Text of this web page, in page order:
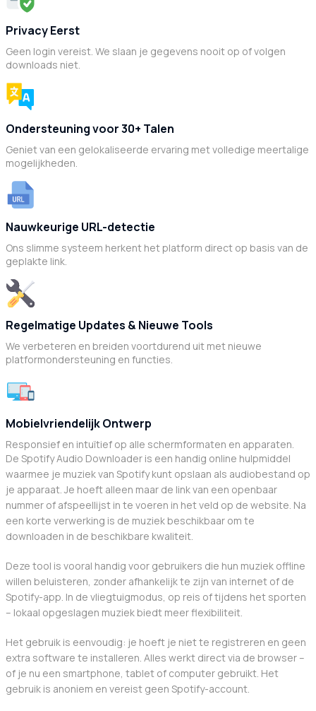
Privacy Eerst
Geen login vereist. We slaan je gegevens nooit op of volgen
downloads niet.
Ondersteuning voor 30+ Talen
Geniet van een gelokaliseerde ervaring met volledige meertalige
mogelijkheden.
Nauwkeurige URL-detectie
Ons slimme systeem herkent het platform direct op basis van de
geplakte link.
Regelmatige Updates & Nieuwe Tools
We verbeteren en breiden voortdurend uit met nieuwe
platformondersteuning en functies.
Mobielvriendelijk Ontwerp
Responsief en intuïtief op alle schermformaten en apparaten.
De Spotify Audio Downloader is een handig online hulpmiddel
waarmee je muziek van Spotify kunt opslaan als audiobestand op
je apparaat. Je hoeft alleen maar de link van een openbaar
nummer of afspeellijst in te voeren in het veld op de website. Na
een korte verwerking is de muziek beschikbaar om te
downloaden in de beschikbare kwaliteit.
Deze tool is vooral handig voor gebruikers die hun muziek offline
willen beluisteren, zonder afhankelijk te zijn van internet of de
Spotify-app. In de vliegtuigmodus, op reis of tijdens het sporten
– lokaal opgeslagen muziek biedt meer flexibiliteit.
Het gebruik is eenvoudig: je hoeft je niet te registreren en geen
extra software te installeren. Alles werkt direct via de browser –
of je nu een smartphone, tablet of computer gebruikt. Het
gebruik is anoniem en vereist geen Spotify-account.